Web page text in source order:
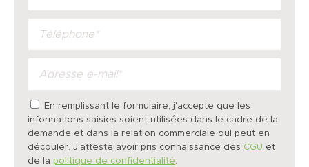
En remplissant le formulaire, j'accepte que les
informations saisies soient utilisées dans le cadre de la
demande et dans la relation commerciale qui peut en
découler. J'atteste avoir pris connaissance des CGU et
de la politique de confidentialité.